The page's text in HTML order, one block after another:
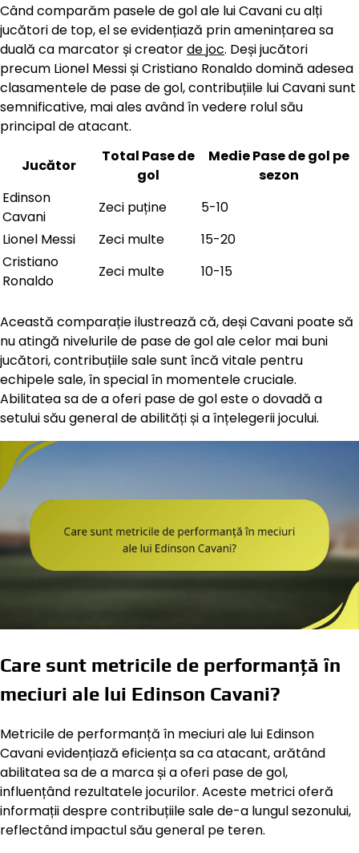
Când comparăm pasele de gol ale lui Cavani cu alți
jucători de top, el se evidențiază prin amenințarea sa
duală ca marcator și creatorde joc. Deși jucători
precum Lionel Messi și Cristiano Ronaldo domină adesea
clasamentele de pase de gol, contribuțiile lui Cavani sunt
semnificative, mai ales având în vedere rolul său
principal de atacant.
Jucător
Total Pase de
gol
Medie Pase de gol pe
sezon
Edinson
Cavani
Zeci puține
5-10
Lionel Messi
Zeci multe
15-20
Cristiano
Ronaldo
Zeci multe 10-15
Această comparație ilustrează că, deși Cavani poate să
nu atingă nivelurile de pase de gol ale celor mai buni
jucători, contribuțiile sale sunt încă vitale pentru
echipele sale, în special în momentele cruciale.
Abilitatea sa de a oferi pase de gol este o dovadă a
setului său general de abilități și a înțelegerii jocului.
Care sunt metricile de performanță în
meciuri ale lui Edinson Cavani?
Metricile de performanță în meciuri ale lui Edinson
Cavani evidențiază eficiența sa ca atacant, arătând
abilitatea sa de a marca și a oferi pase de gol,
influențând rezultatele jocurilor. Aceste metrici oferă
informații despre contribuțiile sale de-a lungul sezonului,
reflectând impactul său general pe teren.